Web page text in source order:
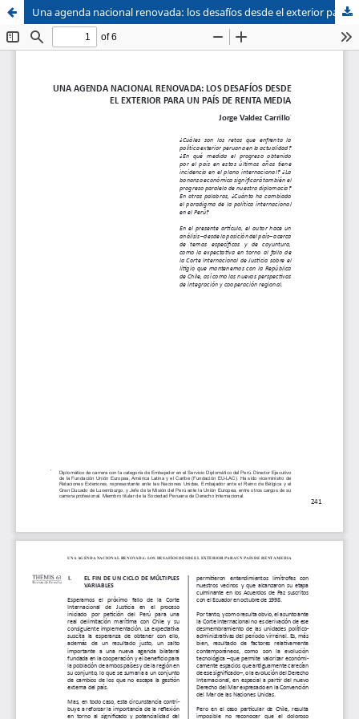
Sistema de
Bibliotecas
Facultad de
Derecho
Una agenda nacional renovada: los desafíos desde el exterior para un país de renta media